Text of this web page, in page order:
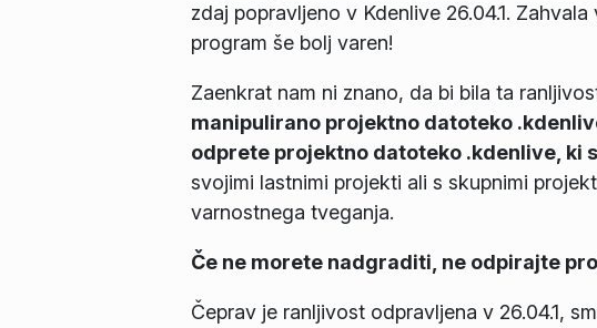
zdaj popravljeno v Kdenlive 26.04.1.
program še bolj varen!
Zaenkrat nam ni znano, da bi bila ta
manipulirano projektno datoteko
odprete projektno datoteko .kdenlive, ki
svojimi lastnimi projekti ali s skupnimi
varnostnega tveganja.
Če ne morete nadgraditi, ne odpirajte
Čeprav je ranljivost odpravljena v 26.04.1,